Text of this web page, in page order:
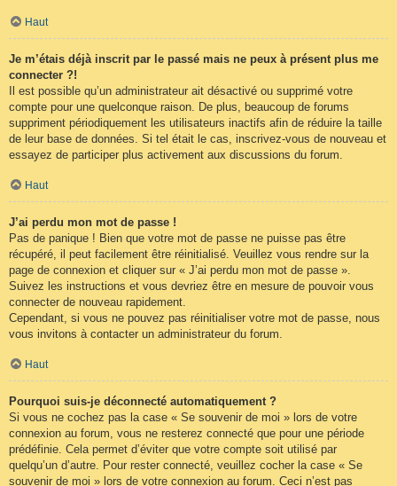
Haut
Je m’étais déjà inscrit par le passé mais ne peux à présent plus me
connecter ?!
Il est possible qu’un administrateur ait désactivé ou supprimé votre
compte pour une quelconque raison. De plus, beaucoup de forums
suppriment périodiquement les utilisateurs inactifs afin de réduire la taille
de leur base de données. Si tel était le cas, inscrivez-vous de nouveau et
essayez de participer plus activement aux discussions du forum.
Haut
J’ai perdu mon mot de passe !
Pas de panique ! Bien que votre mot de passe ne puisse pas être
récupéré, il peut facilement être réinitialisé. Veuillez vous rendre sur la
page de connexion et cliquer sur « J’ai perdu mon mot de passe ».
Suivez les instructions et vous devriez être en mesure de pouvoir vous
connecter de nouveau rapidement.
Cependant, si vous ne pouvez pas réinitialiser votre mot de passe, nous
vous invitons à contacter un administrateur du forum.
Haut
Pourquoi suis-je déconnecté automatiquement ?
Si vous ne cochez pas la case « Se souvenir de moi » lors de votre
connexion au forum, vous ne resterez connecté que pour une période
prédéfinie. Cela permet d’éviter que votre compte soit utilisé par
quelqu’un d’autre. Pour rester connecté, veuillez cocher la case « Se
souvenir de moi » lors de votre connexion au forum. Ceci n’est pas